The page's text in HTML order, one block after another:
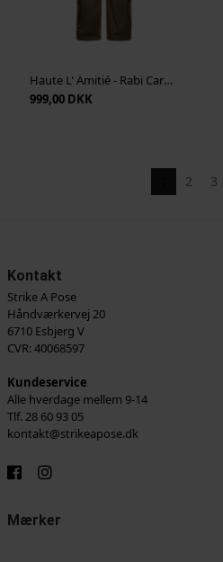
Haute L' Amitié - Rabi Cargo Pocket Pant - Walnut
999,00 DKK
2 3
Kontakt
Strike A Pose
Håndværkervej 20
6710 Esbjerg V
CVR: 40068597
Kundeservice
Alle hverdage mellem 9-14
Tlf. 28 60 93 05
kontakt@strikeapose.dk
Mærker